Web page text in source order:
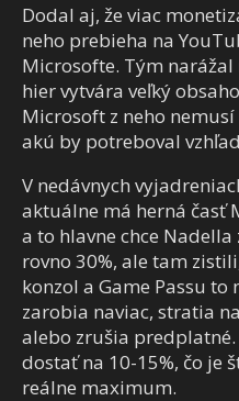
Dodal aj, že viac
neho prebieha na
Microsofte. Tým
hier vytvára veľký
Microsoft z neho
akú by potreboval
V nedávnych
aktuálne má herná časť
a to hlavne chce Nadella
rovno 30%, ale tam
konzol a Game Passu to
zarobia naviac, stratia
alebo zrušia
dostať na 10-15%, čo je
reálne maximum.